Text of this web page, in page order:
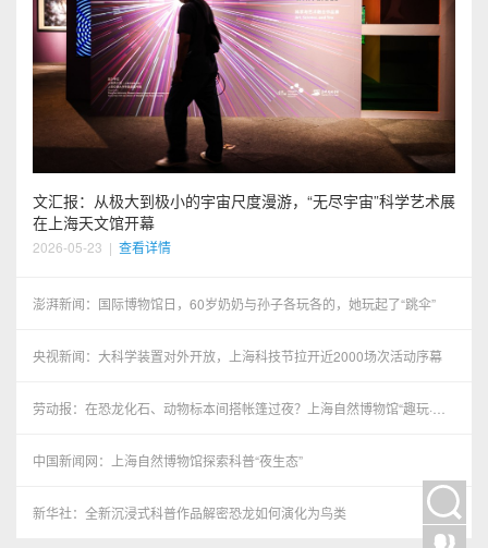
文汇报：从极大到极小的宇宙尺度漫游，“无尽宇宙”科学艺术展
在上海天文馆开幕
2026-05-23 | 查看详情
澎湃新闻：国际博物馆日，60岁奶奶与孙子各玩各的，她玩起了“跳伞”
央视新闻：大科学装置对外开放，上海科技节拉开近2000场次活动序幕
劳动报：在恐龙化石、动物标本间搭帐篷过夜？上海自然博物馆“趣玩·博
中国新闻网：上海自然博物馆探索科普“夜生态”
新华社：全新沉浸式科普作品解密恐龙如何演化为鸟类